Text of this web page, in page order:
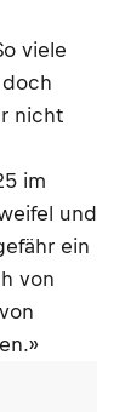
viele
nicht
im
und
ein
von